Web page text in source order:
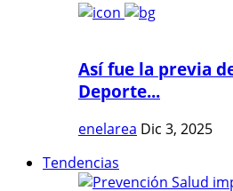
Así fue la previa
Deporte...
enelarea Dic 3, 2025
Tendencias